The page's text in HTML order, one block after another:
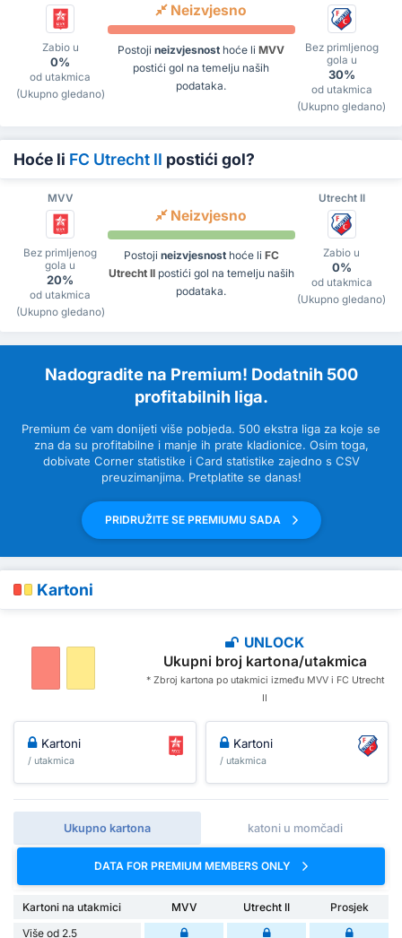
Zabio u
0%
od utakmica
(Ukupno gledano)
Neizvjesno
Postoji neizvjesnost hoće li MVV
postići gol na temelju naših
podataka.
Bez primljenog
gola u
30%
od utakmica
(Ukupno gledano)
Hoće li FC Utrecht II postići gol?
MVV Utrecht II
Bez primljenog
gola u
20%
od utakmica
(Ukupno gledano)
Neizvjesno
Postoji neizvjesnosthoće li FC
Utrecht IIpostići gol na temelju naših
podataka.
Zabio u
0%
od utakmica
(Ukupno gledano)
Nadogradite na Premium! Dodatnih 500
profitabilnih liga.
Premium će vam donijeti više pobjeda. 500 ekstra liga za koje se
zna da su profitabilne i manje ih prate kladionice. Osim toga,
dobivate Corner statistike i Card statistike zajedno s CSV
preuzimanjima. Pretplatite se danas!
PRIDRUŽITE SE PREMIUMU SADA
Kartoni
UNLOCK
Ukupni broj kartona/utakmica
* Zbroj kartona po utakmici između MVV i FC Utrecht
II
Kartoni
/ utakmica
Kartoni
/ utakmica
Ukupno kartona katoni u momčadi
DATA FOR PREMIUM MEMBERS ONLY
Kartoni na utakmici MVV Utrecht II
Prosjek
Više od 2.5